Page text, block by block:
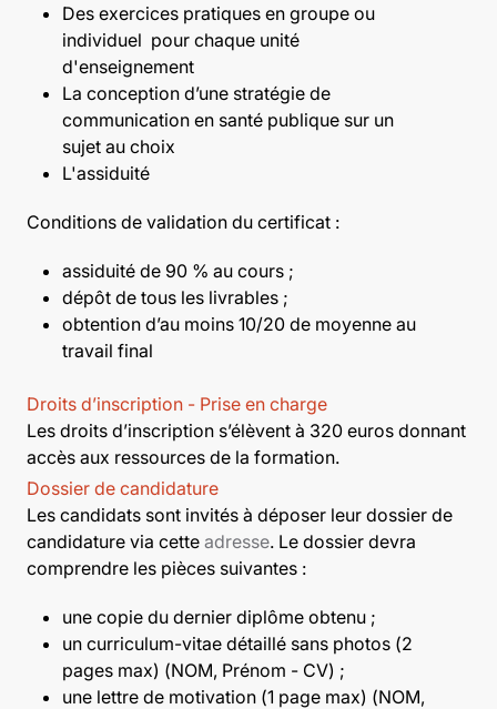
Des exercices pratiques en groupe ou
individuel pour chaque unité
d'enseignement
La conception d’une stratégie de
communication en santé publique sur un
sujet au choix
L'assiduité
Conditions de validation du certificat :
assiduité de 90 % au cours ;
dépôt de tous les livrables ;
obtention d’au moins 10/20 de moyenne au
travail final
Droits d’inscription - Prise en charge
Les droits d’inscription s’élèvent à 320 euros donnant
accès aux ressources de la formation.
Dossier de candidature
Les candidats sont invités à déposer leur dossier de
candidature via cette adresse. Le dossier devra
comprendre les pièces suivantes :
une copie du dernier diplôme obtenu ;
un curriculum-vitae détaillé sans photos (2
pages max) (NOM, Prénom - CV) ;
une lettre de motivation (1 page max) (NOM,